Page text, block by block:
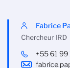
Fabrice
Chercheur IRD
+55 61 99